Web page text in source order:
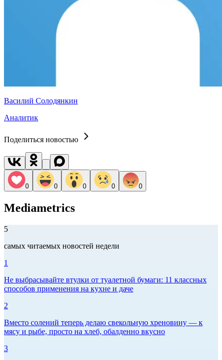
Василий Солодянкин
Аналитик
Поделиться новостью
0 0 0 0 0
Mediametrics
5
самых читаемых новостей недели
1
Не выбрасывайте втулки от туалетной бумаги: 11 классных
способов применения на кухне и даче
2
Вместо солений теперь делаю свекольную хреновину — к
мясу и рыбе, просто на хлеб, обалденно вкусно
3